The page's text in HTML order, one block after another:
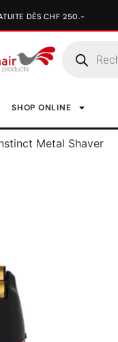
SHOP ONLINE
Metal Shaver